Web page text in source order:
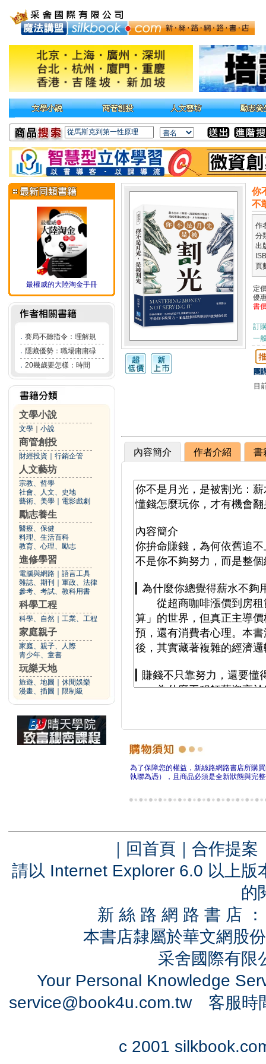
最權威的大陸淘金手冊
． 賽局不聽指令：理解規
． 隱藏優勢：職場庸庸碌
． 20幾歲要怎樣：時間
文學小說
文學 小說
商管創投
財經投資 行銷企管
人文藝坊
宗教、哲學
社會、人文、史地
藝術、美學
電影戲劇
勵志養生
醫療、保健
料理、生活百科
教育、心理、勵志
進修學習
電腦與網路
語言工具
雜誌、期刊
軍政、法律
參考、考試、教科用書
科學工程
科學、自然 工業、工程
家庭親子
家庭、親子、人際
青少年、童書
玩樂天地
旅遊、地圖
休閒娛樂
漫畫、插圖
限制級
你
不
作
分
出
頁
定
優
書
訂
一
團
目
內容簡介 作者介紹 書
為了保障您的權益，新絲路網路書店所購
執聯為憑），且商品必須是全新狀態與完
｜ 回首頁 ｜ 合作提案
請以 Internet Explorer 6.0 以上
的
新 絲 路 網 路 書 店
本書店隸屬於華文網股
采舍國際有
Your Personal Knowledge
service@book4u.com.tw客服時
c 2001